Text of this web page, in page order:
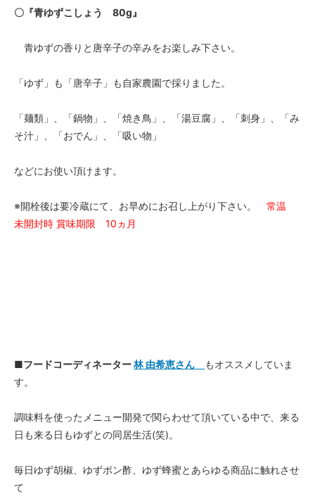
〇『青ゆずこしょう 80g』
青ゆずの香りと唐辛子の辛みをお楽しみ下さい。
「ゆず」も「唐辛子」も自家農園で採りました。
「麺類」、「鍋物」、「焼き鳥」、「湯豆腐」、「刺身」、「み
そ汁」、「おでん」、「吸い物」
などにお使い頂けます。
※開栓後は要冷蔵にて、お早めにお召し上がり下さい。 常温
未開封時 賞味期限 10ヵ月
■フードコーディネーター林 由希恵さん
もオススメしていま
す。
調味料を使ったメニュー開発で関らわせて頂いている中で、来る
日も来る日もゆずとの同居生活(笑)。
毎日ゆず胡椒、ゆずポン酢、ゆず蜂蜜とあらゆる商品に触れさせ
て